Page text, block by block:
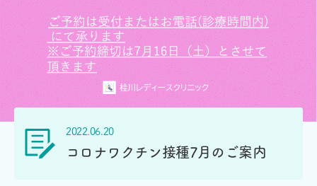
2022.06.20
コロナワクチン接種7月のご案内